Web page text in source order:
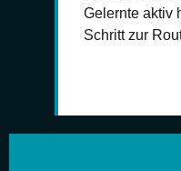
Gelernte aktiv
Schritt zur